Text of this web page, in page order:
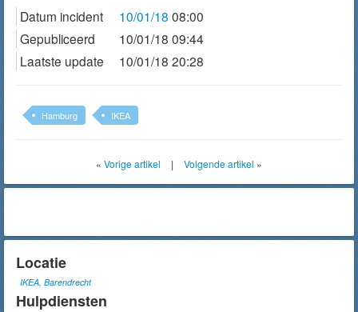
Datum incident
10/01/18 08:00
Gepubliceerd
10/01/18 09:44
Laatste update
10/01/18 20:28
Hamburg IKEA
« Vorige artikel | Volgende artikel »
Locatie
IKEA, Barendrecht
Hulpdiensten